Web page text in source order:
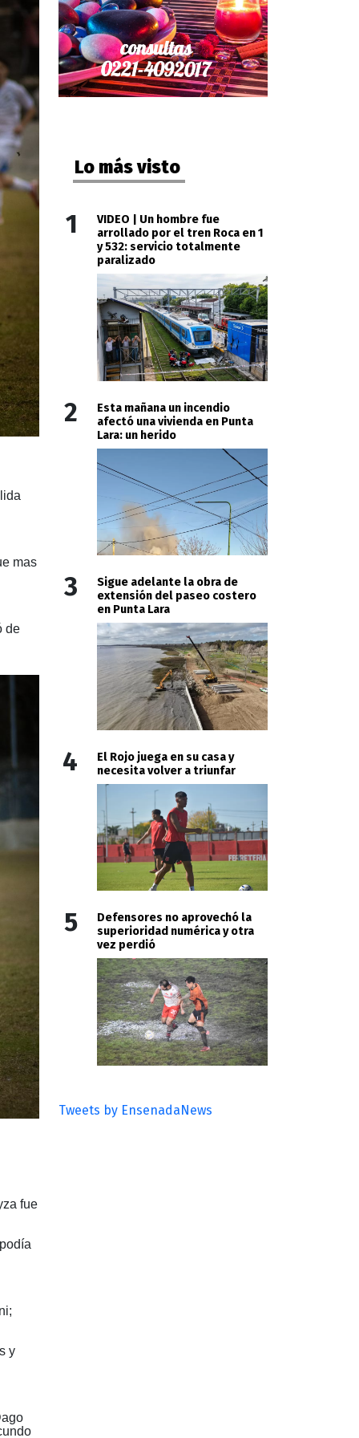
mas
de
fue
y
Lo más visto
1
VIDEO | Un hombre fue
arrollado por el tren Roca en 1
y 532: servicio totalmente
paralizado
2
Esta mañana un incendio
afectó una vivienda en Punta
Lara: un herido
3
Sigue adelante la obra de
extensión del paseo costero
en Punta Lara
4
El Rojo juega en su casa y
necesita volver a triunfar
5
Defensores no aprovechó la
superioridad numérica y otra
vez perdió
Tweets by EnsenadaNews